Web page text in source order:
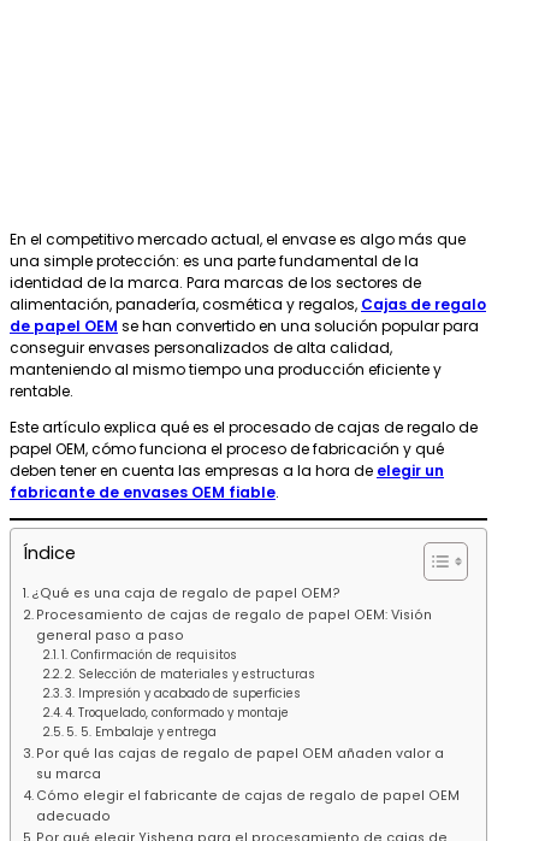
En el competitivo mercado actual, el envase es algo más que
una simple protección: es una parte fundamental de la
identidad de la marca. Para marcas de los sectores de
alimentación, panadería, cosmética y regalos, Cajas de regalo
de papel OEM se han convertido en una solución popular para
conseguir envases personalizados de alta calidad,
manteniendo al mismo tiempo una producción eficiente y
rentable.
Este artículo explica qué es el procesado de cajas de regalo de
papel OEM, cómo funciona el proceso de fabricación y qué
deben tener en cuenta las empresas a la hora de elegir un
fabricante de envases OEM fiable.
Índice
¿Qué es una caja de regalo de papel OEM?
Procesamiento de cajas de regalo de papel OEM: Visión
general paso a paso
1. Confirmación de requisitos
2. Selección de materiales y estructuras
3. Impresión y acabado de superficies
4. Troquelado, conformado y montaje
5. 5. Embalaje y entrega
Por qué las cajas de regalo de papel OEM añaden valor a
su marca
Cómo elegir el fabricante de cajas de regalo de papel OEM
adecuado